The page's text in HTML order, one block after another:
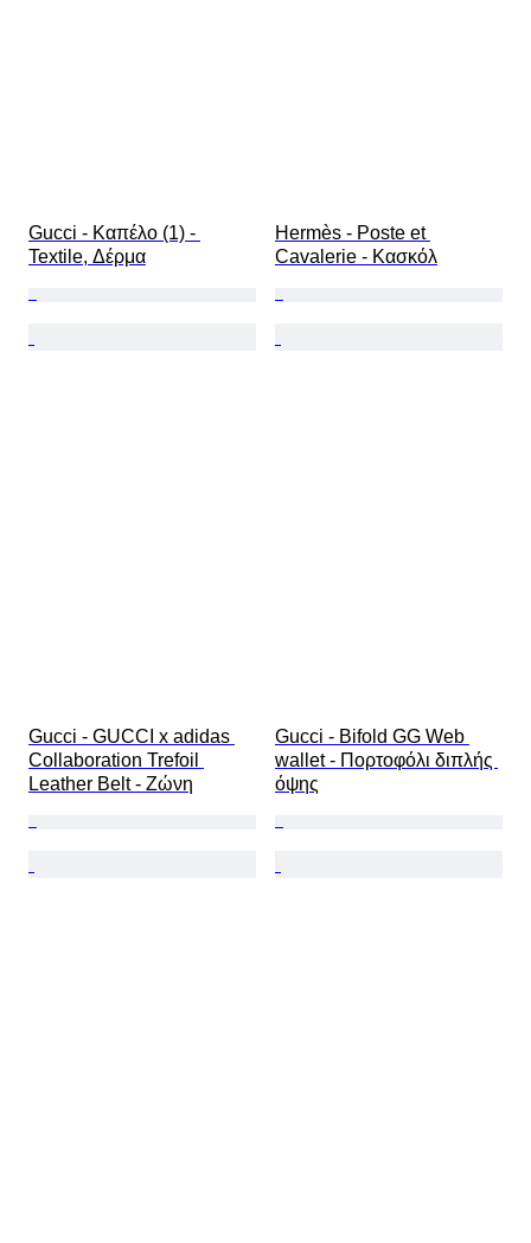
Gucci - Καπέλο (1) -
Textile, Δέρμα
Hermès - Poste et
Cavalerie - Κασκόλ
Gucci - GUCCI x adidas
Collaboration Trefoil
Leather Belt - Ζώνη
Gucci - Bifold GG Web
wallet - Πορτοφόλι διπλής
όψης